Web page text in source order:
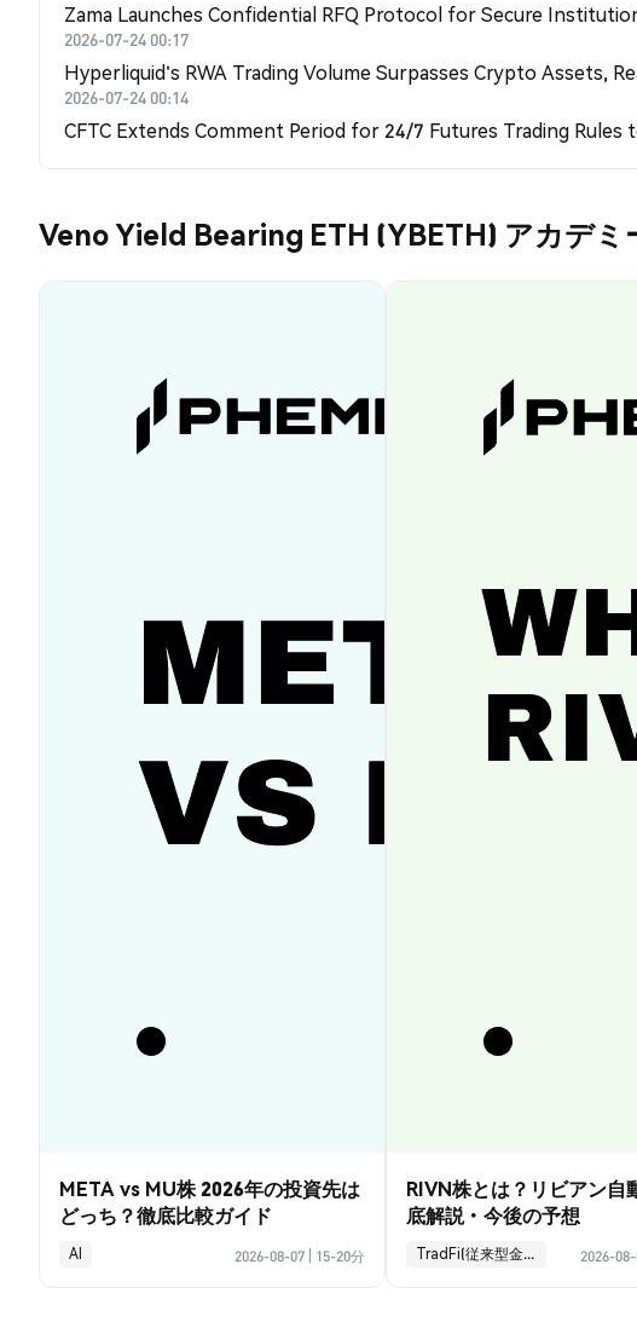
Zama Launches Confidential RFQ Protocol for Secure
2026-07-24 00:17
Hyperliquid's RWA Trading Volume Surpasses Crypto Assets,
2026-07-24 00:14
CFTC Extends Comment Period for 24/7 Futures Trading Rules
Veno Yield Bearing ETH (YBETH) アカデミ
META vs MU株 2026年の投資先は
どっち？徹底比較ガイド
AI 2026-08-07 15-20分
RIVN株とは？リビアン自
底解説・今後の予想
TradFi(従来型金融) 2026-